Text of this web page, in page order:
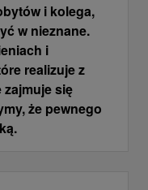
i kolega,
w nieznane.
i
realizuje z
zajmuje się
że pewnego